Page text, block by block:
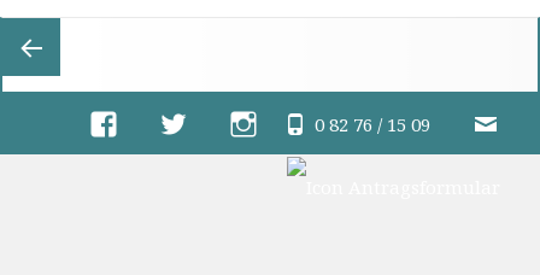
0 82 76 / 15 09